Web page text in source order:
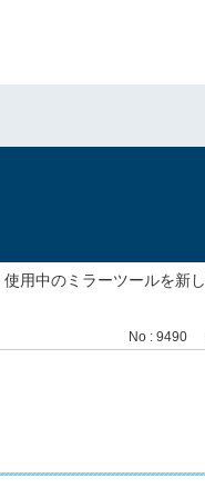
使用中のミラーツールを新し
No : 9490